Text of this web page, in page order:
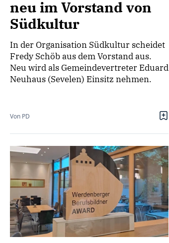
neu im Vorstand von
Südkultur
In der Organisation Südkultur scheidet
Fredy Schöb aus dem Vorstand aus.
Neu wird als Gemeindevertreter Eduard
Neuhaus (Sevelen) Einsitz nehmen.
Von PD